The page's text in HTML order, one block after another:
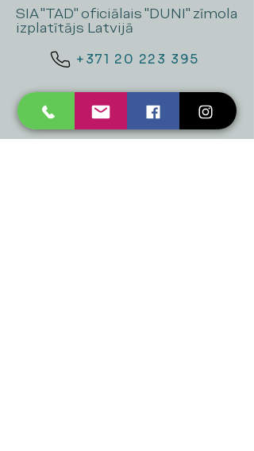
SIA "TAD" oficiālais "DUNI" zīmola
izplatītājs Latvijā
+371 20 223 395
mukusalas@tad.lv